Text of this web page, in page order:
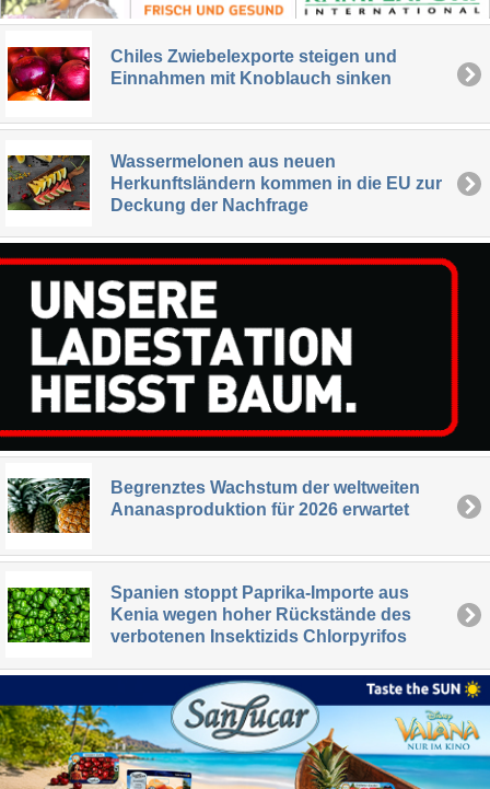
Chiles Zwiebelexporte steigen und
Einnahmen mit Knoblauch sinken
Wassermelonen aus neuen
Herkunftsländern kommen in die EU zur
Deckung der Nachfrage
Begrenztes Wachstum der weltweiten
Ananasproduktion für 2026 erwartet
Spanien stoppt Paprika-Importe aus
Kenia wegen hoher Rückstände des
verbotenen Insektizids Chlorpyrifos